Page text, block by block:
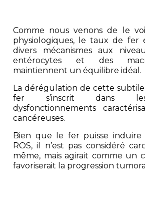
Comme nous venons de le
physiologiques, le taux de fer
divers mécanismes aux
entérocytes et des
maintiennent un équilibre idéal.
La dérégulation de cette
fer s’inscrit dans
dysfonctionnements
cancéreuses.
Bien que le fer puisse induire
ROS, il n’est pas considéré
même, mais agirait comme un
favoriserait la progression